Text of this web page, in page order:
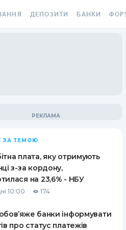
ВІНЬЄТКА
ВІД
ВИПАДКІВ
ДЕПОЗИТИ
ПИТАННЯ ТА ВІДПОВІДІ
ПУТІВНИКИ ПО
ЗАОЩАДЖЕННЯМ
БАНКИ
ЗА ТЕМОЮ
плата, яку отримують
з-за кордону,
на 23,6% - НБУ
10:00 174
банки інформувати
про статус платежів